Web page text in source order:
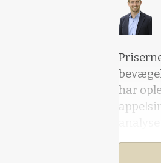
har